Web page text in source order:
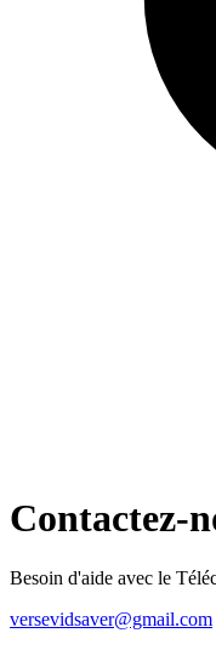
Contactez-
Besoin d'aide avec le
versevidsaver@gmail.com